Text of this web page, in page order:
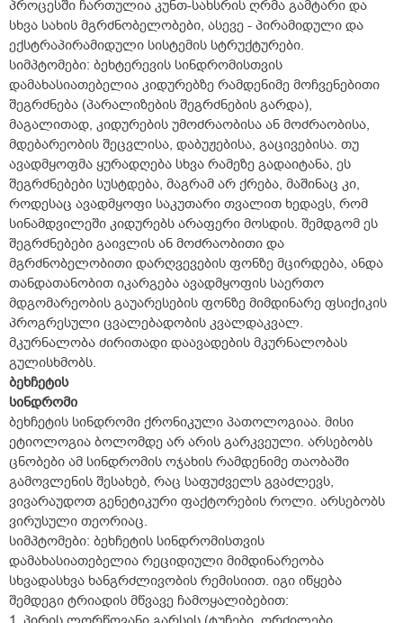
პროცესში ჩართულია კუნთ-სახსრის ღრმა გამტარი და
სხვა სახის მგრძნობელობები, ასევე - პირამიდული და
ექსტრაპირამიდული სისტემის სტრუქტურები.
სიმპტომები: ბეხტერევის სინდრომისთვის
დამახასიათებელია კიდურებზე რამდენიმე მოჩვენებითი
შეგრძნება (პარალიზების შეგრძნების გარდა),
მაგალითად, კიდურების უმოძრაობისა ან მოძრაობისა,
მდებარეობის შეცვლისა, დაბუჟებისა, გაცივებისა. თუ
ავადმყოფმა ყურადღება სხვა რამეზე გადაიტანა, ეს
შეგრძნებები სუსტდება, მაგრამ არ ქრება, მაშინაც კი,
როდესაც ავადმყოფი საკუთარი თვალით ხედავს, რომ
სინამდვილეში კიდურებს არაფერი მოსდის. შემდგომ ეს
შეგრძნებები გაივლის ან მოძრაობითი და
მგრძნობელობითი დარღვევების ფონზე მცირდება, ანდა
თანდათანობით იკარგება ავადმყოფის საერთო
მდგომარეობის გაუარესების ფონზე მიმდინარე ფსიქიკის
პროგრესული ცვალებადობის კვალდაკვალ.
მკურნალობა ძირითადი დაავადების მკურნალობას
გულისხმობს.
ბეხჩეტის
სინდრომი
ბეხჩეტის სინდრომი ქრონიკული პათოლოგიაა. მისი
ეტიოლოგია ბოლომდე არ არის გარკვეული. არსებობს
ცნობები ამ სინდრომის ოჯახის რამდენიმე თაობაში
გამოვლენის შესახებ, რაც საფუძველს გვაძლევს,
ვივარაუდოთ გენეტიკური ფაქტორების როლი. არსებობს
ვირუსული თეორიაც.
სიმპტომები: ბეხჩეტის სინდრომისთვის
დამახასიათებელია რეციდიული მიმდინარეობა
სხვადასხვა ხანგრძლივობის რემისიით. იგი იწყება
შემდეგი ტრიადის მწვავე ჩამოყალიბებით: